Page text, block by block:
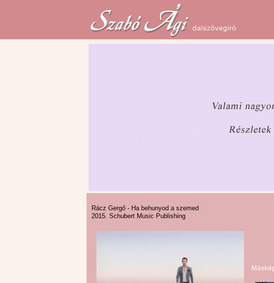
Rácz Gergő - Ha behunyod a szemed
2015. Schubert Music Publishing